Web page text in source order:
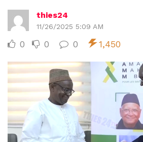
thies24
11/26/2025 5:09 AM
0 0 0 1,450